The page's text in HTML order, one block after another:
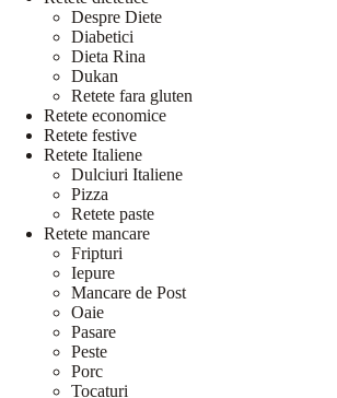
Despre Diete
Diabetici
Dieta Rina
Dukan
Retete fara gluten
Retete economice
Retete festive
Retete Italiene
Dulciuri Italiene
Pizza
Retete paste
Retete mancare
Fripturi
Iepure
Mancare de Post
Oaie
Pasare
Peste
Porc
Tocaturi